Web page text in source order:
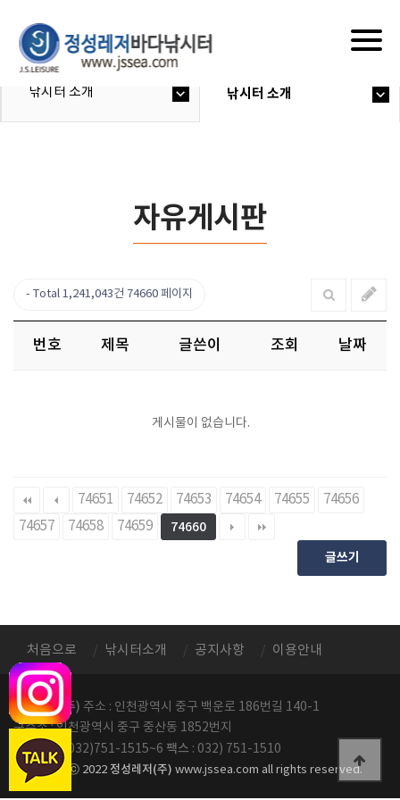
낚시터 소개 낚시터 소개
자유게시판
Total 1,241,043건 74660 페이지
번호 제목 글쓴이 조회 날짜
게시물이 없습니다.
74651 74652 74653 74654 74655
74656
74657
74658 74659
74660
글쓰기
처음으로 낚시터소개 공지사항 이용안내
정성레저(주) 주소 : 인천광역시 중구 백운로 186번길 140-1
구주소 : 인천광역시 중구 중산동 1852번지
전화번호: 032)751-1515~6 팩스 : 032) 751-1510
copyright ⓒ 2022 정성레저(주) www.jssea.com all rights reserved.